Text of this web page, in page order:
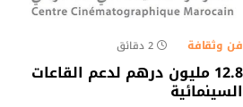
فن وثقافة 2 دقائق
12.8 مليون درهم لدعم القاعات
السينمائية